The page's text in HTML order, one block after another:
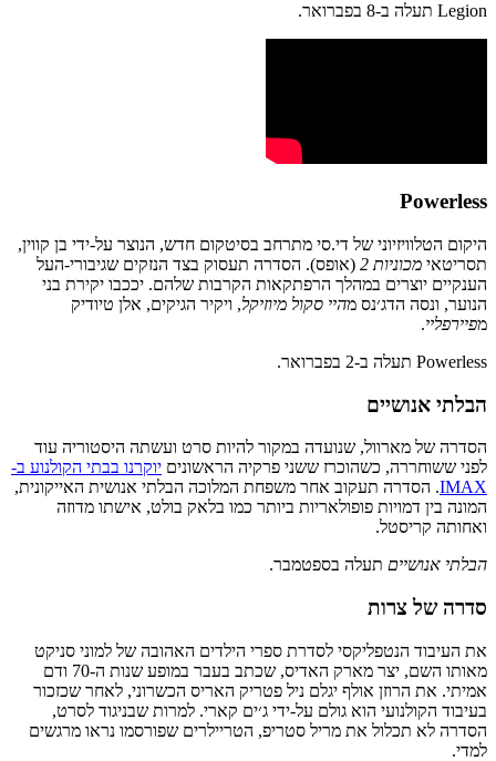
Legion תעלה ב-8 בפברואר.
Powerless
היקום הטלוויזיוני של די.סי מתרחב בסיטקום חדש, הנוצר על-ידי בן קווין,
תסריטאי מכוניות 2
(אופס). הסדרה תעסוק בצד הנזקים שגיבורי-העל
הענקיים יוצרים במהלך הרפתקאות הקרבות שלהם. יככבו יקירת בני
הנוער, ונסה הדג׳נס מהיי סקול מיוזיקל, ויקיר הגיקים, אלן טיודיק
מפיירפליי.
Powerless תעלה ב-2 בפברואר.
הבלתי אנושיים
הסדרה של מארוול, שנועדה במקור להיות סרט ועשתה היסטוריה עוד
לפני ששוחררה, כשהוכרז ששני פרקיה הראשונים יוקרנו בבתי הקולנוע ב-
IMAX. הסדרה תעקוב אחר משפחת המלוכה הבלתי אנושית האייקונית,
המונה בין דמויות פופולאריות ביותר כמו בלאק בולט, אישתו מדוזה
ואחותה קריסטל.
הבלתי אנושיים תעלה בספטמבר.
סדרה של צרות
את העיבוד הנטפליקסי לסדרת ספרי הילדים האהובה של למוני סניקט
מאותו השם, יצר מארק האדיס, שכתב בעבר במופע שנות ה-70 ודם
אמיתי. את הרוזן אולף יגלם ניל פטריק האריס הכשרוני, לאחר שכזכור
בעיבוד הקולנועי הוא גולם על-ידי ג׳ים קארי. למרות שבניגוד לסרט,
הסדרה לא תכלול את מריל סטריפ, הטריילרים שפורסמו נראו מרגשים
למדי.